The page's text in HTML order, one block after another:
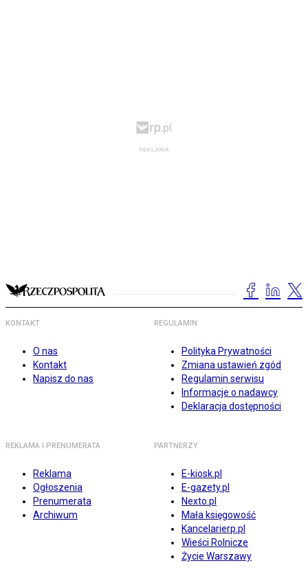
KONTAKT
O nas
Kontakt
Napisz do nas
REGULAMIN
Polityka Prywatności
Zmiana ustawień zgód
Regulamin serwisu
Informacje o nadawcy
Deklaracja dostępności
REKLAMA I PRENUMERATA
Reklama
Ogłoszenia
Prenumerata
Archiwum
PARTNERZY
E-kiosk.pl
E-gazety.pl
Nexto.pl
Mała księgowość
Kancelarierp.pl
Wieści Rolnicze
Życie Warszawy